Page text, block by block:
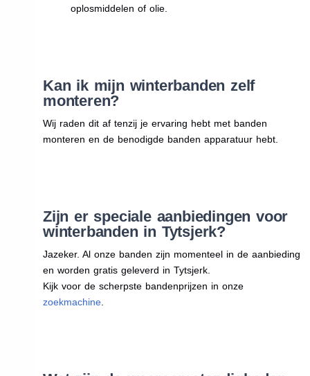
oplosmiddelen of olie.
Kan ik mijn winterbanden zelf
monteren?
Wij raden dit af tenzij je ervaring hebt met banden
monteren en de benodigde banden apparatuur hebt.
Zijn er speciale aanbiedingen voor
winterbanden in Tytsjerk?
Jazeker. Al onze banden zijn momenteel in de aanbieding
en worden gratis geleverd in Tytsjerk.
Kijk voor de scherpste bandenprijzen in onze
zoekmachine.